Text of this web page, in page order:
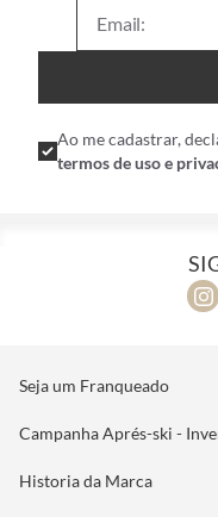
Ao me cadastrar,
termos de uso e
Seja um Franqueado
Campanha Aprés-ski -
Historia da Marca